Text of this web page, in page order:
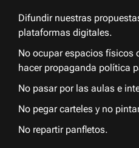
Difundir nuestras
plataformas digitales.
No ocupar espacios físicos
hacer propaganda política
No pasar por las aulas e
No pegar carteles y no
No repartir panfletos.